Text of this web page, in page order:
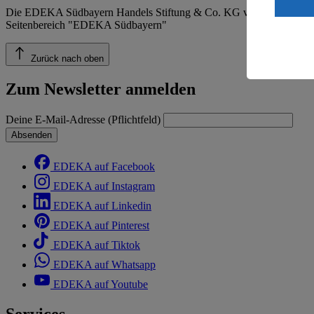
Die EDEKA Südbayern Handels Stiftung & Co. KG veröffentlicht
Seitenbereich "EDEKA Südbayern"
Zurück nach oben
Zum Newsletter anmelden
Deine E-Mail-Adresse (Pflichtfeld)
Absenden
EDEKA auf Facebook
EDEKA auf Instagram
EDEKA auf Linkedin
EDEKA auf Pinterest
EDEKA auf Tiktok
EDEKA auf Whatsapp
EDEKA auf Youtube
einem